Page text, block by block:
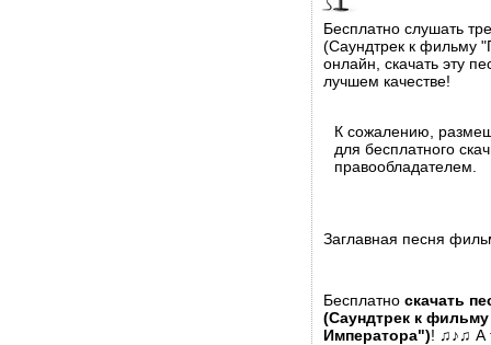
Бесплатно слушать
(Саундтрек к фильму
онлайн, скачать эту
лучшем качестве!
К сожалению,
для бесплатного
правообладателем.
Заглавная песня
Бесплатно скачать
(Саундтрек к
Императора")! ♫♪♫ А